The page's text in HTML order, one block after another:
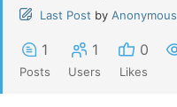
Last Post by Anonymous
1
Posts
1
Users
0
Likes